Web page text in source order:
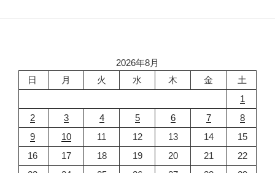
2026年8月
日
月 火 水 木 金
土
1
2
3 4 5 6 7
8
9
10 11 12 13 14
15
16
17 18 19 20 21
22